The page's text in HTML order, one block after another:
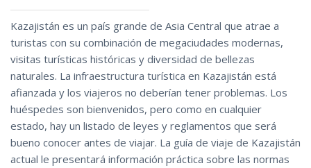
Kazajistán es un país grande de Asia Central que atrae a
turistas con su combinación de megaciudades modernas,
visitas turísticas históricas y diversidad de bellezas
naturales. La infraestructura turística en Kazajistán está
afianzada y los viajeros no deberían tener problemas. Los
huéspedes son bienvenidos, pero como en cualquier
estado, hay un listado de leyes y reglamentos que será
bueno conocer antes de viajar. La guía de viaje de Kazajistán
actual le presentará información práctica sobre las normas